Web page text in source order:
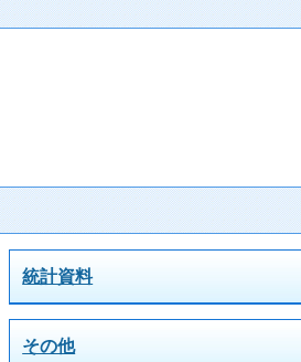
統計資料
その他